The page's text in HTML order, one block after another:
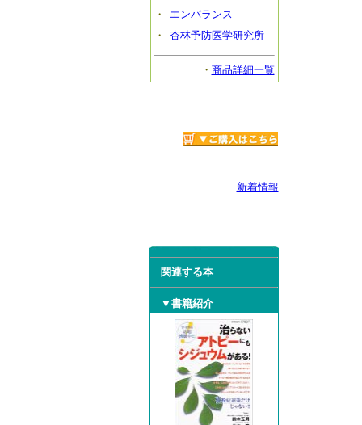
・
エンバランス
・
杏林予防医学研究所
・ 商品詳細一覧
新着情報
関連する本
▼書籍紹介